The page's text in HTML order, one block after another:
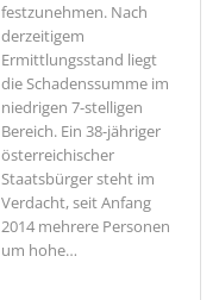
festzunehmen. Nach
derzeitigem
Ermittlungsstand liegt
die Schadenssumme im
niedrigen 7-stelligen
Bereich. Ein 38-jähriger
österreichischer
Staatsbürger steht im
Verdacht, seit Anfang
2014 mehrere Personen
um hohe…